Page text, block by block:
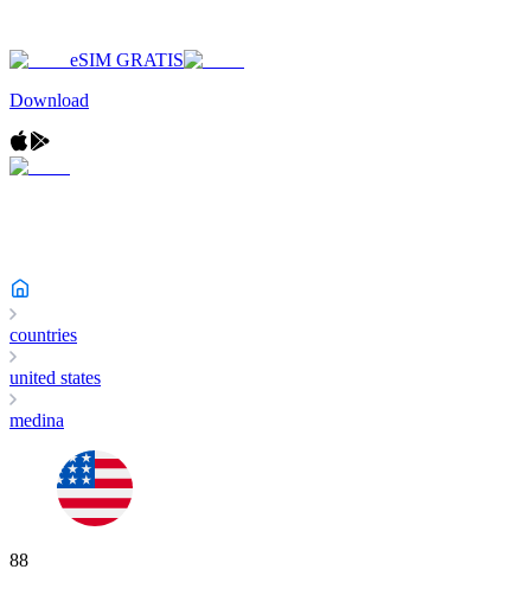
eSIM GRATIS
Download
countries
united states
medina
88